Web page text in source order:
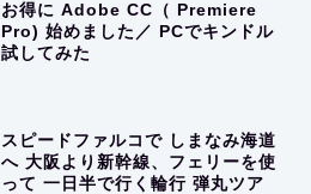
お得に Adobe CC（ Premiere
Pro) 始めました／ PCでキンドル
試してみた
スピードファルコで しまなみ海道
へ 大阪より新幹線、フェリーを使
って 一日半で行く輪行 弾丸ツア